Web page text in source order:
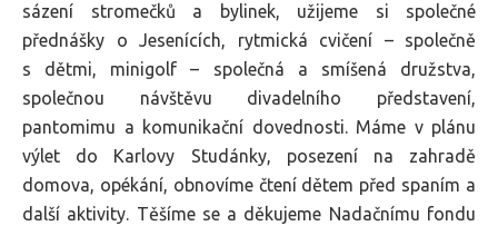
sázení stromečků a bylinek, užijeme si společné
přednášky o Jesenících, rytmická cvičení – společně
s dětmi, minigolf – společná a smíšená družstva,
společnou návštěvu divadelního představení,
pantomimu a komunikační dovednosti. Máme v plánu
výlet do Karlovy Studánky, posezení na zahradě
domova, opékání, obnovíme čtení dětem před spaním a
další aktivity. Těšíme se a děkujeme Nadačnímu fondu